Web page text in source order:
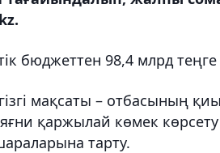
бюджеттен 98,4 млрд
мақсаты – отбасының
қаржылай көмек
тарту.